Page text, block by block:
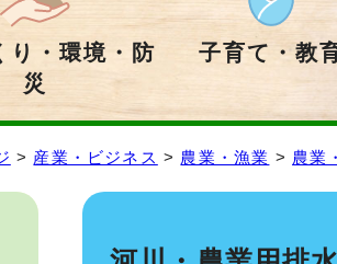
り・環境・防
災
子育て・教
> 産業・ビジネス > 農業・漁業 > 農業